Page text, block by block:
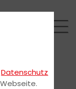
Datenschutz